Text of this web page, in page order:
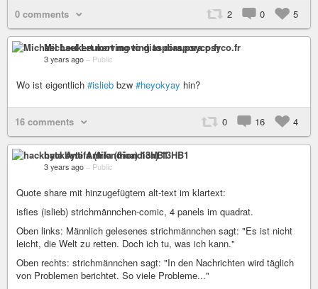
0 comments 2 0 5
Michael Leukert moving to diaspora.psyco.fr
3 years ago – Public
Wo ist eigentlich #islieb bzw #heyokyay hin?
16 comments 0 16 4
hackbyte Antifa (friendica) 13HB1
3 years ago – Public
Quote share mit hinzugefügtem alt-text im klartext:
isfies (islieb) strichmännchen-comic, 4 panels im quadrat.
Oben links: Männlich gelesenes strichmännchen sagt: "Es ist nicht
leicht, die Welt zu retten. Doch ich tu, was ich kann."
Oben rechts: strichmännchen sagt: "In den Nachrichten wird täglich
von Problemen berichtet. So viele Probleme..."